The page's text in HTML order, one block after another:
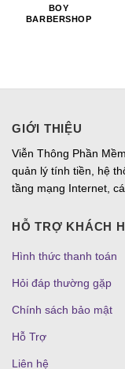
BOY
BARBERSHOP
GIỚI THIỆU
Viễn Thông Phần
quản lý tính tiền, hệ
tầng mạng Internet,
HỖ TRỢ KHÁCH
Hình thức thanh toán
Hỏi đáp thường gặp
Chính sách bảo mật
Hỗ Trợ
Liên hệ